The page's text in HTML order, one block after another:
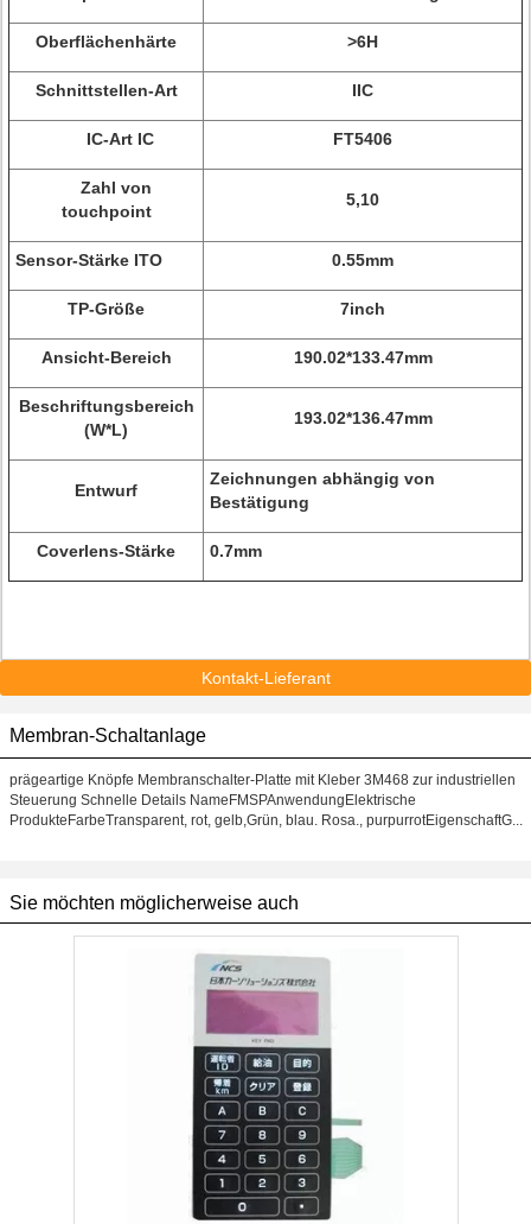
Oberflächenhärte >6H
Schnittstellen-Art IIC
IC-Art IC FT5406
Zahl von
touchpoint
5,10
Sensor-Stärke ITO 0.55mm
TP-Größe 7inch
Ansicht-Bereich 190.02*133.47mm
Beschriftungsbereich
(W*L)
193.02*136.47mm
Entwurf
Zeichnungen abhängig von
Bestätigung
Coverlens-Stärke 0.7mm
Kontakt-Lieferant
Membran-Schaltanlage
prägeartige Knöpfe Membranschalter-Platte mit Kleber 3M468 zur industriellen
Steuerung Schnelle Details NameFMSPAnwendungElektrische
ProdukteFarbeTransparent, rot, gelb,Grün, blau. Rosa., purpurrotEigenschaftG...
Sie möchten möglicherweise auch